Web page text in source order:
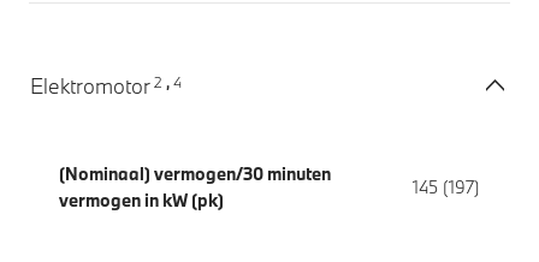
Elektromotor2 , 4
(Nominaal) vermogen/30 minuten
vermogen in kW (pk)
145 (197)